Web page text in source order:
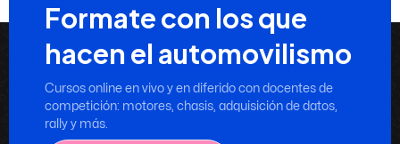
Formate con los que
hacen el automovilismo
Cursos online en vivo y en diferido con docentes de
competición: motores, chasis, adquisición de datos,
rally y más.